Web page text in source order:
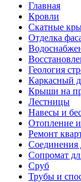
Главная
Кровли
Скатные
Отделка
Геология
Каркасный
Крыши на
Лестницы
Навесы и
Отопление
Ремонт
Соединения
Сопромат
Сруб
Трубы и